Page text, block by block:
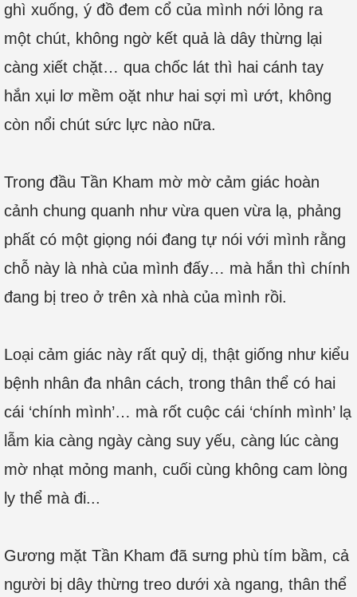
ghì xuống, ý đồ đem cổ của mình nới lỏng ra
một chút, không ngờ kết quả là dây thừng lại
càng xiết chặt… qua chốc lát thì hai cánh tay
hắn xụi lơ mềm oặt như hai sợi mì ướt, không
còn nổi chút sức lực nào nữa.
Trong đầu Tần Kham mờ mờ cảm giác hoàn
cảnh chung quanh như vừa quen vừa lạ, phảng
phất có một giọng nói đang tự nói với mình rằng
chỗ này là nhà của mình đấy… mà hắn thì chính
đang bị treo ở trên xà nhà của mình rồi.
Loại cảm giác này rất quỷ dị, thật giống như kiểu
bệnh nhân đa nhân cách, trong thân thể có hai
cái ‘chính mình’… mà rốt cuộc cái ‘chính mình’ lạ
lẫm kia càng ngày càng suy yếu, càng lúc càng
mờ nhạt mỏng manh, cuối cùng không cam lòng
ly thể mà đi...
Gương mặt Tần Kham đã sưng phù tím bầm, cả
người bị dây thừng treo dưới xà ngang, thân thể